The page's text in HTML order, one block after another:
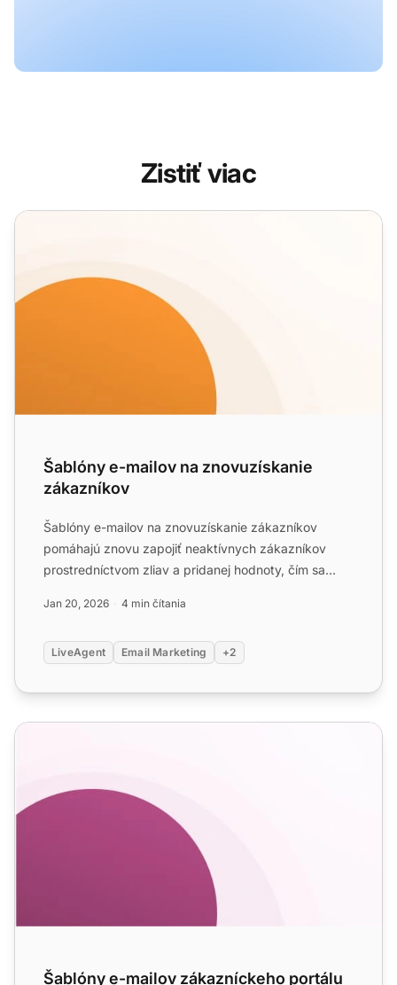
Zistiť viac
Šablóny e-mailov na znovuzískanie zákazníkov
Šablóny e-mailov na znovuzískanie
zákazníkov
Šablóny e-mailov na znovuzískanie zákazníkov
pomáhajú znovu zapojiť neaktívnych zákazníkov
prostredníctvom zliav a pridanej hodnoty, čím sa
Jan 20, 2026 4 min čítania
LiveAgent Email Marketing +2
Šablóny e-mailov zákazníckeho portálu
Šablóny e-mailov zákazníckeho portálu